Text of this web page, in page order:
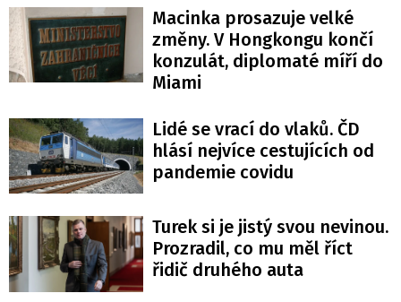
Macinka prosazuje velké
změny. V Hongkongu končí
konzulát, diplomaté míří do
Miami
Lidé se vrací do vlaků. ČD
hlásí nejvíce cestujících od
pandemie covidu
Turek si je jistý svou nevinou.
Prozradil, co mu měl říct
řidič druhého auta